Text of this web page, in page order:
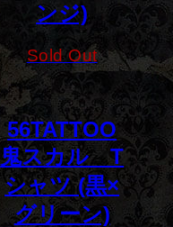
ンジ)
Sold Out
56TATTOO
鬼スカル T
シャツ (黒×
グリーン)